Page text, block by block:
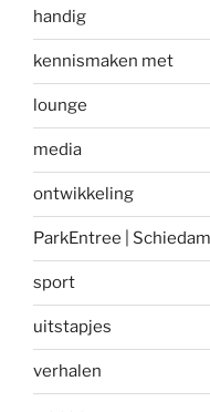
handig
kennismaken met
lounge
media
ontwikkeling
ParkEntree | Schiedam
sport
uitstapjes
verhalen